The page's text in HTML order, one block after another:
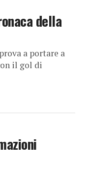
della
a portare a
il gol di